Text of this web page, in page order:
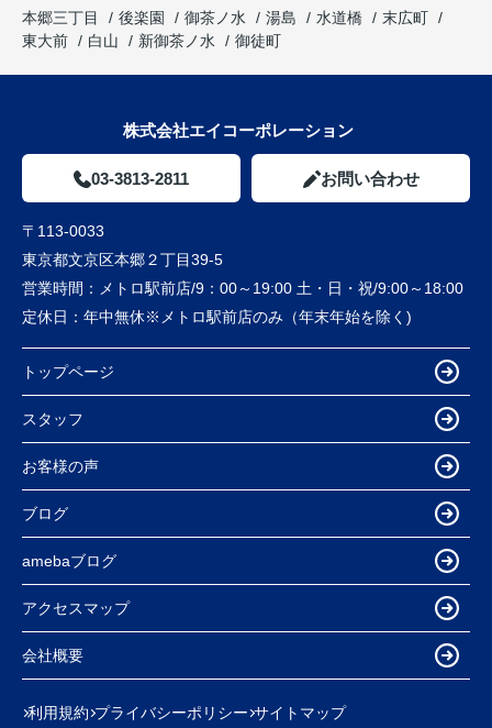
本郷三丁目
後楽園 御茶ノ水 湯島 水道橋
末広町
東大前
白山 新御茶ノ水 御徒町
株式会社エイコーポレーション
03-3813-2811 お問い合わせ
〒113-0033
東京都文京区本郷２丁目39-5
営業時間：
メトロ駅前店/9：00～19:00 土・日・祝/9:00～18:00
定休日： 年中無休※メトロ駅前店のみ（年末年始を除く)
トップページ
スタッフ
お客様の声
ブログ
amebaブログ
アクセスマップ
会社概要
利用規約 プライバシーポリシー サイトマップ